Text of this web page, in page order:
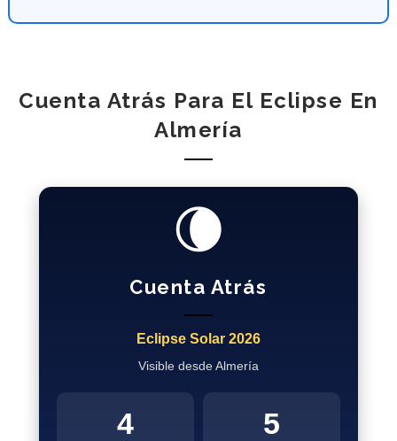
Cuenta Atrás Para El Eclipse En
Almería
🌘
Cuenta Atrás
Eclipse Solar 2026
Visible desde Almería
4 5